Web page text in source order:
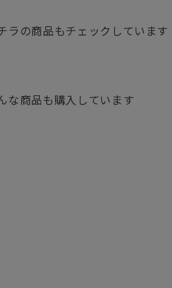
ラの商品もチェックしています
な商品も購入しています